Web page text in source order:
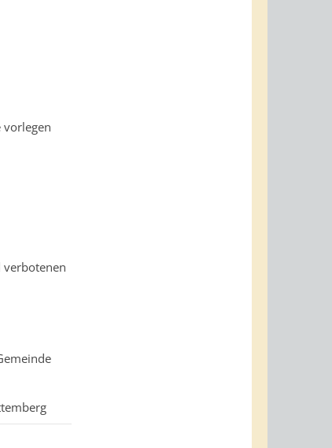
vorlegen
verbotenen